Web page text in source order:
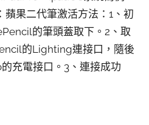
蘋果二代筆激活方法：1、初
的筆頭蓋取下。2、取
的Lighting連接口，隨後
充電接口。3、連接成功